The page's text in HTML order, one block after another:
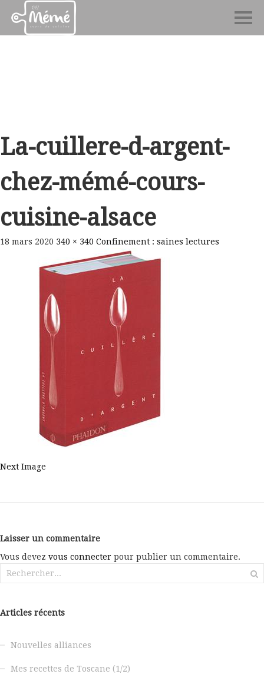
La-cuillere-d-argent-
chez-mémé-cours-
cuisine-alsace
18 mars 2020 340 × 340 Confinement : saines lectures
Next Image
Laisser un commentaire
Vous devez vous connecter pour publier un commentaire.
Rechercher :
Articles récents
Nouvelles alliances
Mes recettes de Toscane (1/2)